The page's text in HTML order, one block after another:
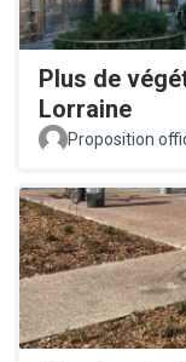
Plus de
Lorraine
Proposition